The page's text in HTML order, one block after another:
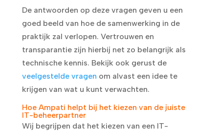
De antwoorden op deze vragen geven u een
goed beeld van hoe de samenwerking in de
praktijk zal verlopen. Vertrouwen en
transparantie zijn hierbij net zo belangrijk als
technische kennis. Bekijk ook gerust de
veelgestelde vragen om alvast een idee te
krijgen van wat u kunt verwachten.
Hoe Ampati helpt bij het kiezen van de juiste
IT-beheerpartner
Wij begrijpen dat het kiezen van een IT-